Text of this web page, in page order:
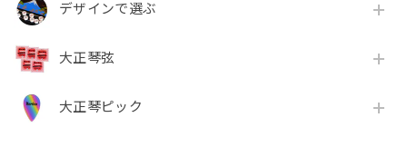
デザインで選ぶ
大正琴弦
大正琴ピック